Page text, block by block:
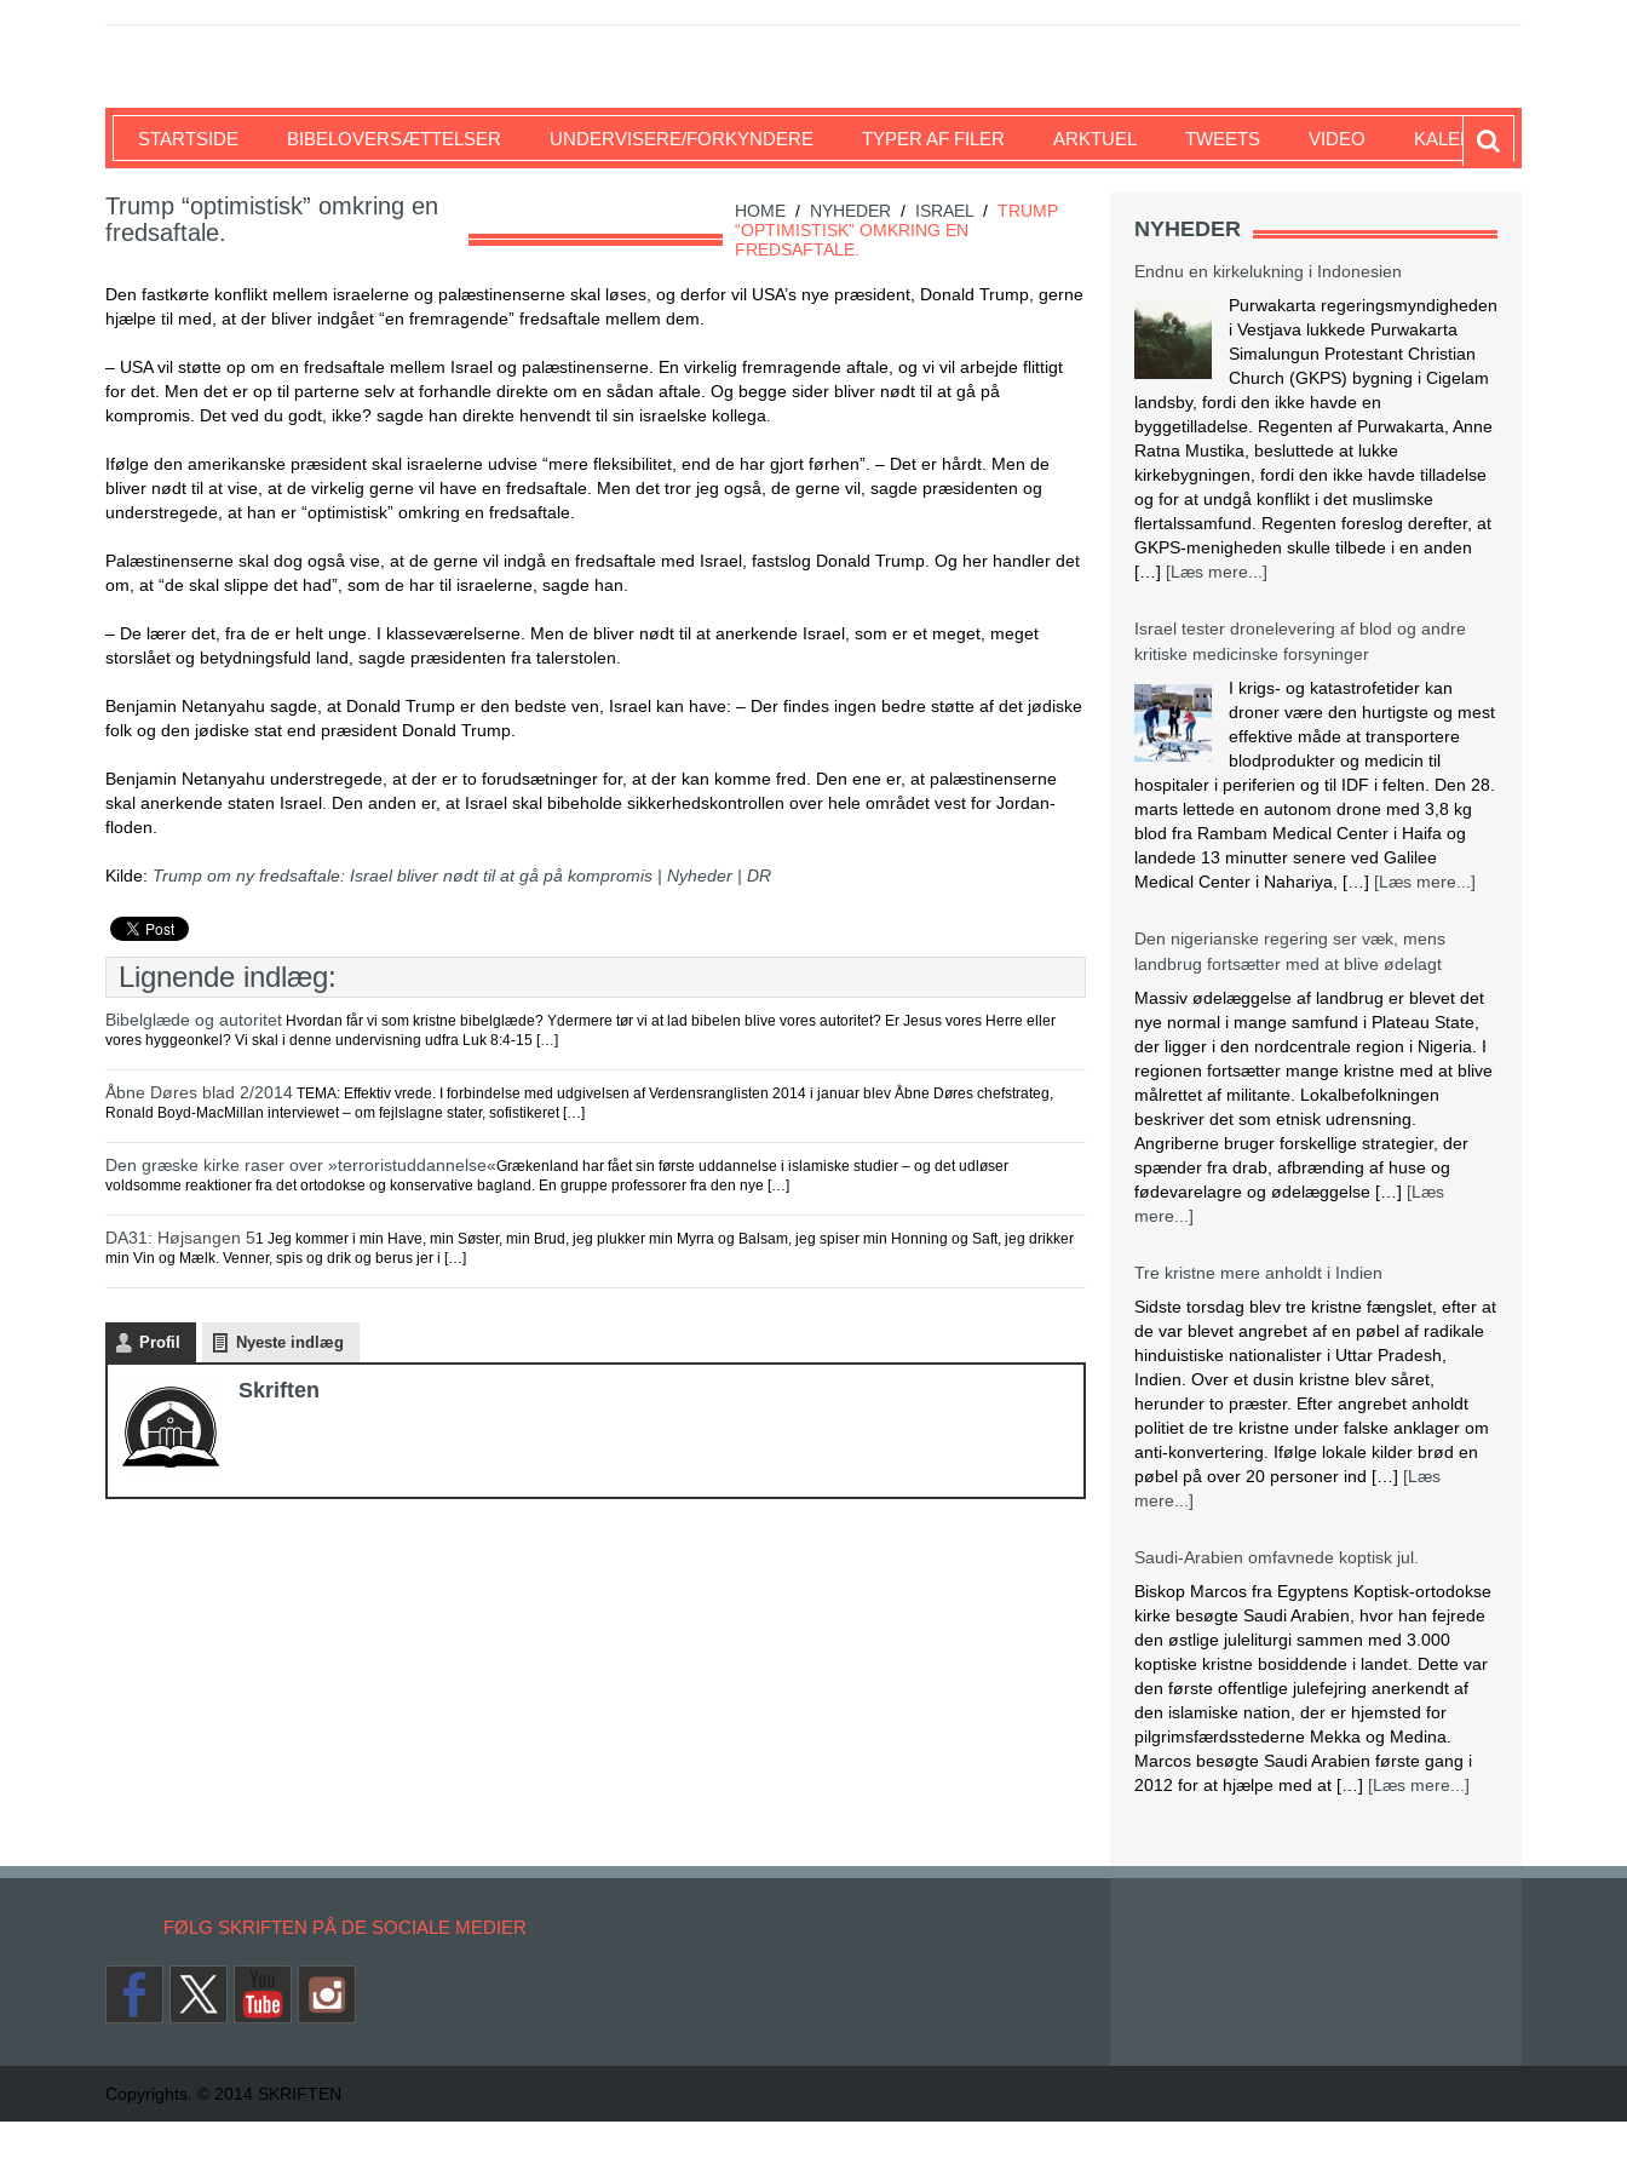
SKRIFTEN
STARTSIDE BIBELOVERSÆTTELSER UNDERVISERE/FORKYNDERE TYPER AF FILER ARKTUEL TWEETS VIDEO KALENDER
HOME / NYHEDER / ISRAEL / TRUMP
“OPTIMISTISK” OMKRING EN
FREDSAFTALE.
Trump “optimistisk” omkring en
fredsaftale.
Den fastkørte konflikt mellem israelerne og palæstinenserne skal løses, og derfor vil USA’s nye præsident, Donald Trump, gerne
hjælpe til med, at der bliver indgået “en fremragende” fredsaftale mellem dem.
– USA vil støtte op om en fredsaftale mellem Israel og palæstinenserne. En virkelig fremragende aftale, og vi vil arbejde flittigt
for det. Men det er op til parterne selv at forhandle direkte om en sådan aftale. Og begge sider bliver nødt til at gå på
kompromis. Det ved du godt, ikke? sagde han direkte henvendt til sin israelske kollega.
Ifølge den amerikanske præsident skal israelerne udvise “mere fleksibilitet, end de har gjort førhen”. – Det er hårdt. Men de
bliver nødt til at vise, at de virkelig gerne vil have en fredsaftale. Men det tror jeg også, de gerne vil, sagde præsidenten og
understregede, at han er “optimistisk” omkring en fredsaftale.
Palæstinenserne skal dog også vise, at de gerne vil indgå en fredsaftale med Israel, fastslog Donald Trump. Og her handler det
om, at “de skal slippe det had”, som de har til israelerne, sagde han.
– De lærer det, fra de er helt unge. I klasseværelserne. Men de bliver nødt til at anerkende Israel, som er et meget, meget
storslået og betydningsfuld land, sagde præsidenten fra talerstolen.
Benjamin Netanyahu sagde, at Donald Trump er den bedste ven, Israel kan have: – Der findes ingen bedre støtte af det jødiske
folk og den jødiske stat end præsident Donald Trump.
Benjamin Netanyahu understregede, at der er to forudsætninger for, at der kan komme fred. Den ene er, at palæstinenserne
skal anerkende staten Israel. Den anden er, at Israel skal bibeholde sikkerhedskontrollen over hele området vest for Jordan-
floden.
Kilde: Trump om ny fredsaftale: Israel bliver nødt til at gå på kompromis | Nyheder | DR
Lignende indlæg:
Bibelglæde og autoritet Hvordan får vi som kristne bibelglæde? Ydermere tør vi at lad bibelen blive vores autoritet? Er Jesus vores Herre eller
vores hyggeonkel? Vi skal i denne undervisning udfra Luk 8:4-15 […]
Åbne Døres blad 2/2014 TEMA: Effektiv vrede. I forbindelse med udgivelsen af Verdensranglisten 2014 i januar blev Åbne Døres chefstrateg,
Ronald Boyd-MacMillan interviewet – om fejlslagne stater, sofistikeret […]
Den græske kirke raser over »terroristuddannelse«Grækenland har fået sin første uddannelse i islamiske studier – og det udløser
voldsomme reaktioner fra det ortodokse og konservative bagland. En gruppe professorer fra den nye […]
DA31: Højsangen 51 Jeg kommer i min Have, min Søster, min Brud, jeg plukker min Myrra og Balsam, jeg spiser min Honning og Saft, jeg drikker
min Vin og Mælk. Venner, spis og drik og berus jer i […]
Profil Nyeste indlæg
Skriften
NYHEDER
Endnu en kirkelukning i Indonesien
Purwakarta regeringsmyndigheden
i Vestjava lukkede Purwakarta
Simalungun Protestant Christian
Church (GKPS) bygning i Cigelam
landsby, fordi den ikke havde en
byggetilladelse. Regenten af Purwakarta, Anne
Ratna Mustika, besluttede at lukke
kirkebygningen, fordi den ikke havde tilladelse
og for at undgå konflikt i det muslimske
flertalssamfund. Regenten foreslog derefter, at
GKPS-menigheden skulle tilbede i en anden
[…] [Læs mere...]
Israel tester dronelevering af blod og andre
kritiske medicinske forsyninger
I krigs- og katastrofetider kan
droner være den hurtigste og mest
effektive måde at transportere
blodprodukter og medicin til
hospitaler i periferien og til IDF i felten. Den 28.
marts lettede en autonom drone med 3,8 kg
blod fra Rambam Medical Center i Haifa og
landede 13 minutter senere ved Galilee
Medical Center i Nahariya, […] [Læs mere...]
Den nigerianske regering ser væk, mens
landbrug fortsætter med at blive ødelagt
Massiv ødelæggelse af landbrug er blevet det
nye normal i mange samfund i Plateau State,
der ligger i den nordcentrale region i Nigeria. I
regionen fortsætter mange kristne med at blive
målrettet af militante. Lokalbefolkningen
beskriver det som etnisk udrensning.
Angriberne bruger forskellige strategier, der
spænder fra drab, afbrænding af huse og
fødevarelagre og ødelæggelse […] [Læs
mere...]
Tre kristne mere anholdt i Indien
Sidste torsdag blev tre kristne fængslet, efter at
de var blevet angrebet af en pøbel af radikale
hinduistiske nationalister i Uttar Pradesh,
Indien. Over et dusin kristne blev såret,
herunder to præster. Efter angrebet anholdt
politiet de tre kristne under falske anklager om
anti-konvertering. Ifølge lokale kilder brød en
pøbel på over 20 personer ind […] [Læs
mere...]
Saudi-Arabien omfavnede koptisk jul.
Biskop Marcos fra Egyptens Koptisk-ortodokse
kirke besøgte Saudi Arabien, hvor han fejrede
den østlige juleliturgi sammen med 3.000
koptiske kristne bosiddende i landet. Dette var
den første offentlige julefejring anerkendt af
den islamiske nation, der er hjemsted for
pilgrimsfærdsstederne Mekka og Medina.
Marcos besøgte Saudi Arabien første gang i
2012 for at hjælpe med at […] [Læs mere...]
lovændring
vist på nationalt […][Læs mere...]
Abbas erklærer alle aftaler med Israel og USA
FØLG SKRIFTEN PÅ DE SOCIALE MEDIER
Copyrights. © 2014 SKRIFTEN